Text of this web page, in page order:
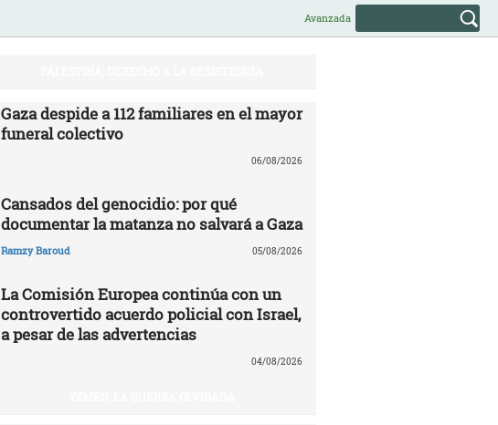
Avanzada
Gaza despide a 112 familiares en el mayor
funeral colectivo
06/08/2026
Cansados del genocidio: por qué
documentar la matanza no salvará a Gaza
Ramzy Baroud 05/08/2026
La Comisión Europea continúa con un
controvertido acuerdo policial con Israel,
a pesar de las advertencias
04/08/2026